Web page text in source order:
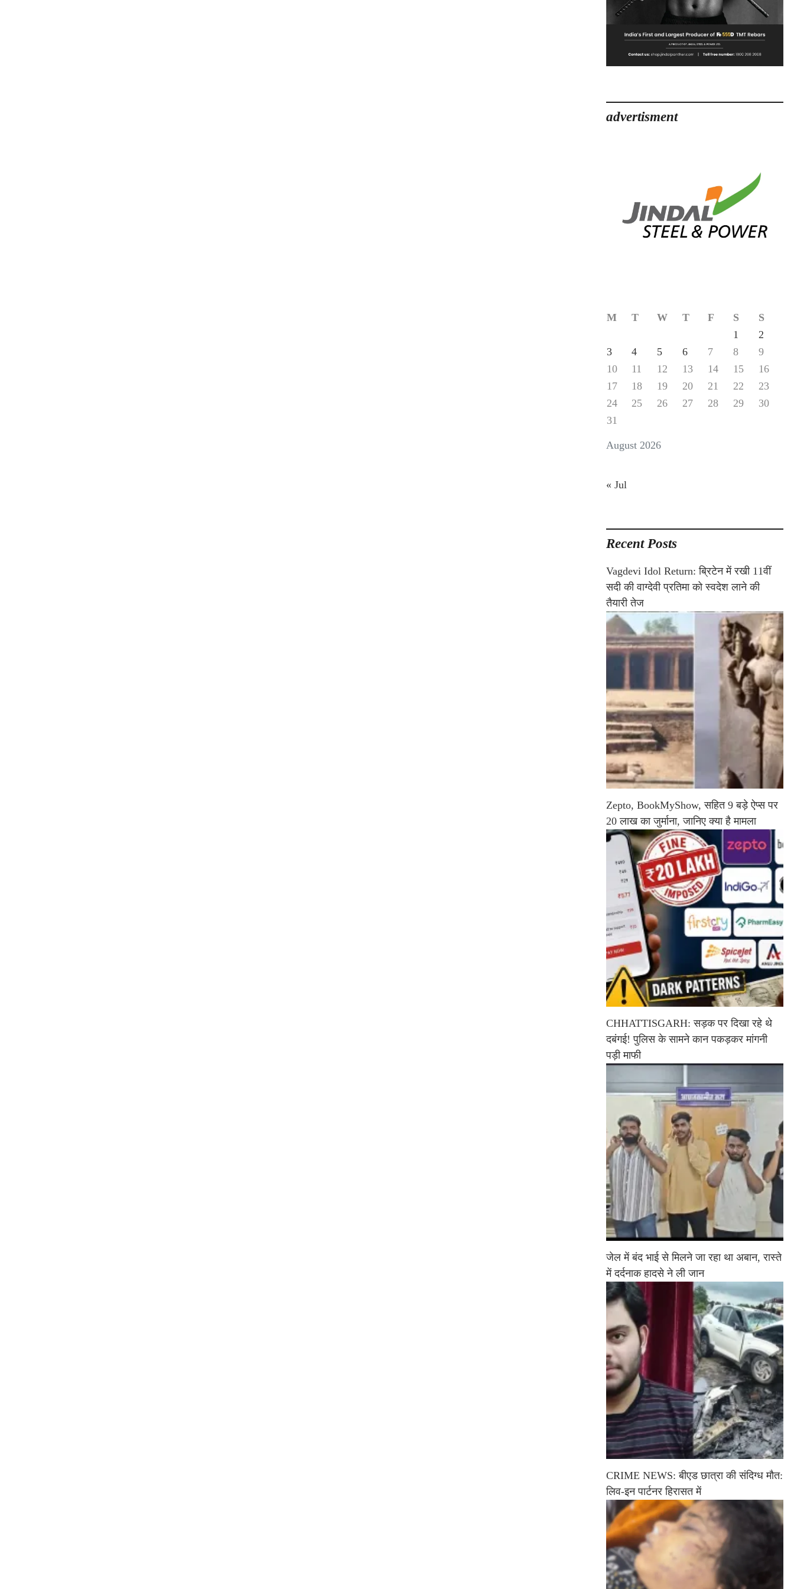
advertisment
August 2026
M T W T F S
S
1
2
3
4 5 6 7 8
9
10
11 12 13 14 15
16
17
18 19 20 21 22
23
24
25 26 27 28 29
30
31
« Jul
Recent Posts
Vagdevi Idol Return: ब्रिटेन में रखी 11वीं
सदी की वाग्देवी प्रतिमा को स्वदेश लाने की
तैयारी तेज
Zepto, BookMyShow, सहित 9 बड़े ऐप्स पर
20 लाख का जुर्माना, जानिए क्या है मामला
CHHATTISGARH: सड़क पर दिखा रहे थे
दबंगई! पुलिस के सामने कान पकड़कर मांगनी
पड़ी माफी
जेल में बंद भाई से मिलने जा रहा था अबान, रास्ते
में दर्दनाक हादसे ने ली जान
CRIME NEWS: बीएड छात्रा की संदिग्ध मौत:
लिव-इन पार्टनर हिरासत में